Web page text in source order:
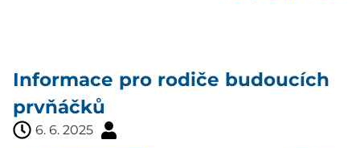
Informace pro rodiče budoucích
prvňáčků
6. 6. 2025